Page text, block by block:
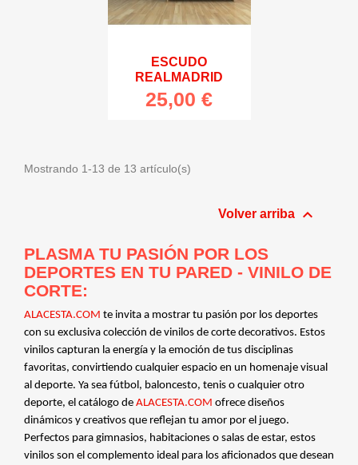
ESCUDO
REALMADRID
25,00 €
Mostrando 1-13 de 13 artículo(s)
Volver arriba 
PLASMA TU PASIÓN POR LOS
DEPORTES EN TU PARED - VINILO DE
CORTE:
ALACESTA.COM te invita a mostrar tu pasión por los deportes
con su exclusiva colección de vinilos de corte decorativos. Estos
vinilos capturan la energía y la emoción de tus disciplinas
favoritas, convirtiendo cualquier espacio en un homenaje visual
al deporte. Ya sea fútbol, baloncesto, tenis o cualquier otro
deporte, el catálogo de ALACESTA.COM ofrece diseños
dinámicos y creativos que reflejan tu amor por el juego.
Perfectos para gimnasios, habitaciones o salas de estar, estos
vinilos son el complemento ideal para los aficionados que desean